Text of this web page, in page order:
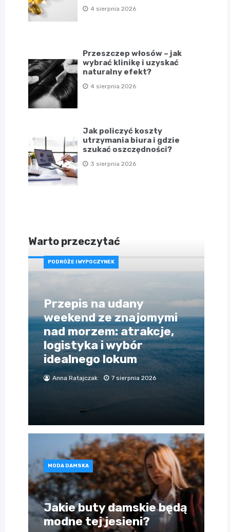
4 sierpnia 2026
Przeszczep włosów – jak
wybrać klinikę i uzyskać
naturalny efekt?
4 sierpnia 2026
Jak policzyć koszty
utrzymania biura i gdzie
szukać oszczędności?
3 sierpnia 2026
Warto przeczytać
PODRÓŻE I WYPOCZYNEK
Przepis na udany
weekend ze znajomymi
nad morzem: atrakcje,
logistyka i wybór
idealnego lokum
Anna Ratajczak 7 sierpnia 2026
MODA DAMSKA
Jakie buty damskie będą
modne tej jesieni?